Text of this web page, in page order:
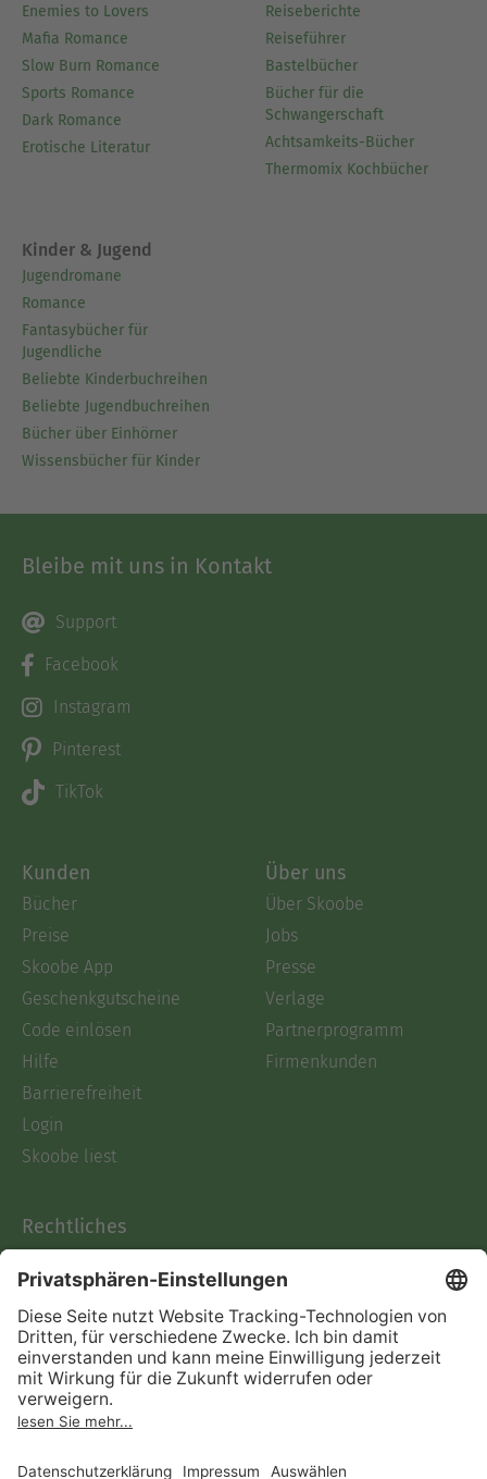
Enemies to Lovers
Mafia Romance
Slow Burn Romance
Sports Romance
Dark Romance
Erotische Literatur
Reiseberichte
Reiseführer
Bastelbücher
Bücher für die
Schwangerschaft
Achtsamkeits-Bücher
Thermomix Kochbücher
Kinder & Jugend
Jugendromane
Romance
Fantasybücher für
Jugendliche
Beliebte Kinderbuchreihen
Beliebte Jugendbuchreihen
Bücher über Einhörner
Wissensbücher für Kinder
Bleibe mit uns in Kontakt
Support
Facebook
Instagram
Pinterest
TikTok
Kunden
Bücher
Preise
Skoobe App
Geschenkgutscheine
Code einlösen
Hilfe
Barrierefreiheit
Login
Skoobe liest
Über uns
Über Skoobe
Jobs
Presse
Verlage
Partnerprogramm
Firmenkunden
Rechtliches
AGB
Informationen nach Data
Act
Verträge hier kündigen
Impressum